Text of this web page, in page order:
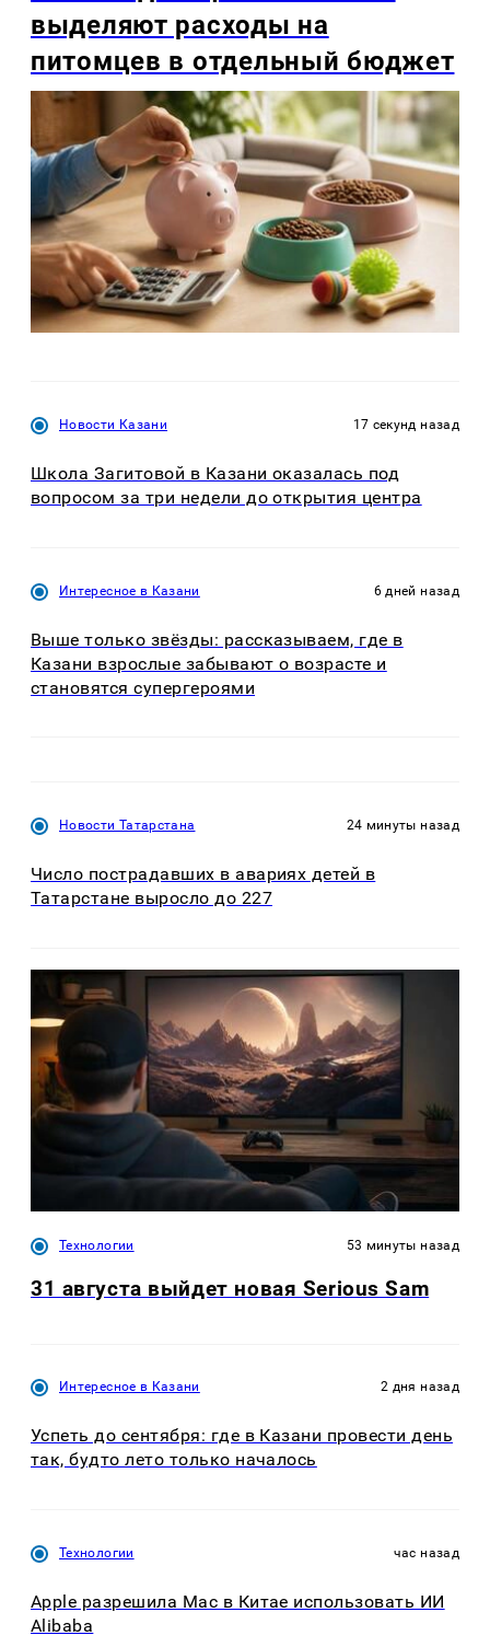
выделяют расходы на
питомцев в отдельный бюджет
Новости Казани 17 секунд назад
Школа Загитовой в Казани оказалась под
вопросом за три недели до открытия центра
Интересное в Казани 6 дней назад
Выше только звёзды: рассказываем, где в
Казани взрослые забывают о возрасте и
становятся супергероями
Новости Татарстана 24 минуты назад
Число пострадавших в авариях детей в
Татарстане выросло до 227
Технологии 53 минуты назад
31 августа выйдет новая Serious Sam
Интересное в Казани 2 дня назад
Успеть до сентября: где в Казани провести день
так, будто лето только началось
Технологии час назад
Apple разрешила Mac в Китае использовать ИИ
Alibaba